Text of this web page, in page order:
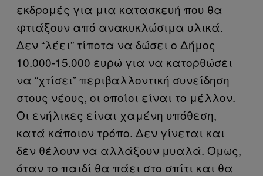
εκδρομές για μια κατασκευή που θα
φτιάξουν από ανακυκλώσιμα υλικά.
Δεν “λέει” τίποτα να δώσει ο Δήμος
10.000-15.000 ευρώ για να κατορθώσει
να “χτίσει” περιβαλλοντική συνείδηση
στους νέους, οι οποίοι είναι το μέλλον.
Οι ενήλικες είναι χαμένη υπόθεση,
κατά κάποιον τρόπο. Δεν γίνεται και
δεν θέλουν να αλλάξουν μυαλά. Όμως,
όταν το παιδί θα πάει στο σπίτι και θα